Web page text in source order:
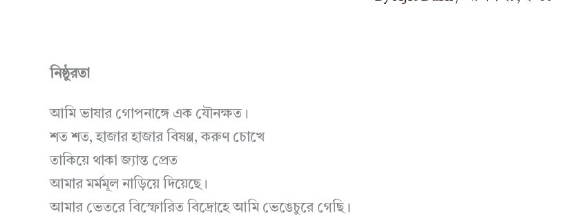
নিষ্ঠুরতা
আমি ভাষার গোপনাঙ্গে এক যৌনক্ষত।
শত শত, হাজার হাজার বিষণ্ণ, করুণ চোখে
তাকিয়ে থাকা জ্যান্ত প্রেত
আমার মর্মমূল নাড়িয়ে দিয়েছে।
আমার ভেতরে বিস্ফোরিত বিদ্রোহে আমি ভেঙেচুরে গেছি।